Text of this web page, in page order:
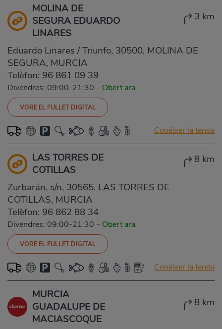
MOLINA DE
SEGURA EDUARDO
LINARES
3 km
Eduardo Linares / Triunfo, 30500, MOLINA DE
SEGURA, MURCIA
Telèfon: 96 861 09 39
Divendres: 09:00-21:30 - Obert ara
VORE EL FULLET DIGITAL
Conéixer la tenda
LAS TORRES DE
COTILLAS
8 km
Zurbarán, s/n, 30565, LAS TORRES DE
COTILLAS, MURCIA
Telèfon: 96 862 88 34
Divendres: 09:00-21:30 - Obert ara
VORE EL FULLET DIGITAL
Conéixer la tenda
MURCIA
GUADALUPE DE
MACIASCOQUE
8 km